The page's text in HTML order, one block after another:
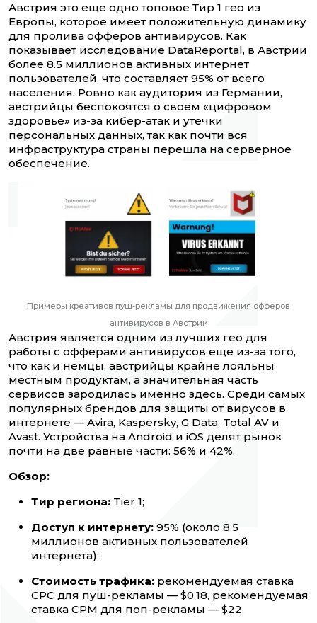
Австрия это еще одно топовое Тир 1 гео из
Европы, которое имеет положительную динамику
для пролива офферов антивирусов. Как
показывает исследование DataReportal, в Австрии
более 8.5 миллионов активных интернет
пользователей, что составляет 95% от всего
населения. Ровно как аудитория из Германии,
австрийцы беспокоятся о своем «цифровом
здоровье» из-за кибер-атак и утечки
персональных данных, так как почти вся
инфраструктура страны перешла на серверное
обеспечение.
Примеры креативов пуш-рекламы для продвижения офферов
антивирусов в Австрии
Австрия является одним из лучших гео для
работы с офферами антивирусов еще из-за того,
что как и немцы, австрийцы крайне лояльны
местным продуктам, а значительная часть
сервисов зародилась именно здесь. Среди самых
популярных брендов для защиты от вирусов в
интернете — Avira, Kaspersky, G Data, Total AV и
Avast. Устройства на Android и iOS делят рынок
почти на две равные части: 56% и 42%.
Обзор:
Тир региона: Tier 1;
Доступ к интернету: 95% (около 8.5
миллионов активных пользователей
интернета);
Стоимость трафика: рекомендуемая ставка
CPC для пуш-рекламы — $0.18, рекомендуемая
ставка CPM для поп-рекламы — $22.